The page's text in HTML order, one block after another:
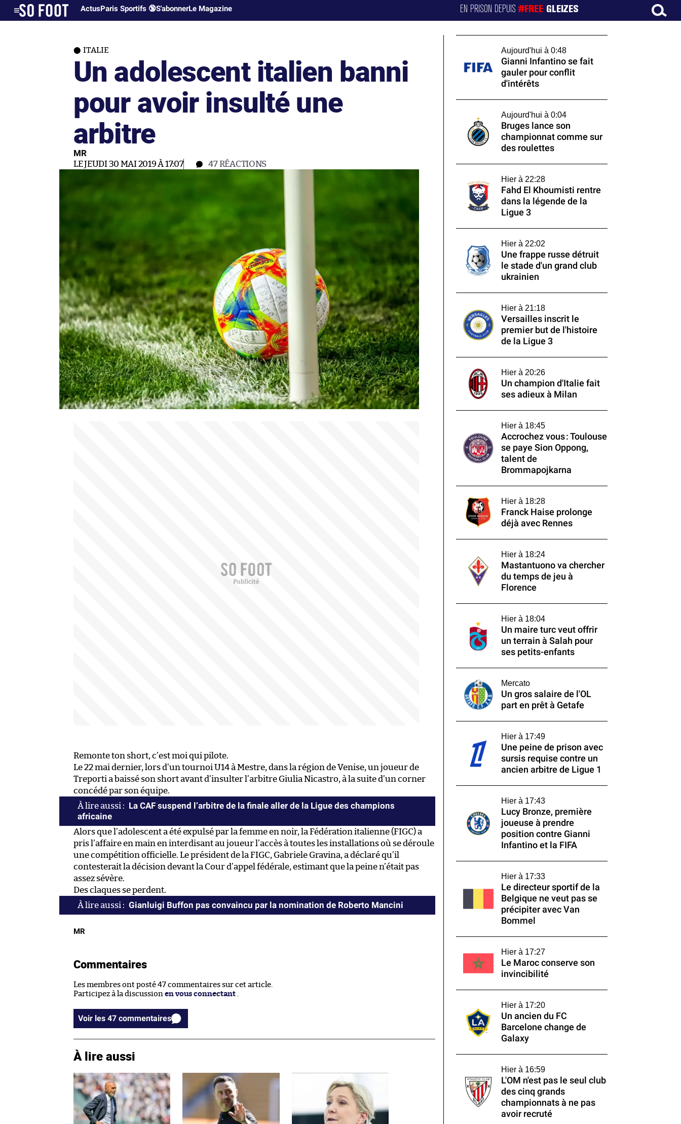
ActusParis Sportifs 🔞S'abonnerLe Magazine EN PRISON DEPUIS#FREE GLEIZES
ITALIE
Un adolescent italien banni
pour avoir insulté une
arbitre
MR
LE JEUDI 30 MAI 2019 À 17:07 47RÉACTIONS
Remonte ton short, c’est moi qui pilote.
Le 22 mai dernier, lors d’un tournoi U14 à Mestre, dans la région de Venise, un joueur de
Treporti a baissé son short avant d’insulter l’arbitre Giulia Nicastro, à la suite d’un corner
concédé par son équipe.
La CAF suspend l’arbitre de la finale aller de la Ligue des champions
africaine
Alors que l’adolescent a été expulsé par la femme en noir, la Fédération italienne (FIGC) a
pris l’affaire en main en interdisant au joueur l’accès à toutes les installations où se déroule
une compétition officielle. Le président de la FIGC, Gabriele Gravina, a déclaré qu’il
contesterait la décision devant la Cour d’appel fédérale, estimant que la peine n’était pas
assez sévère.
Des claques se perdent.
Gianluigi Buffon pas convaincu par la nomination de Roberto Mancini
MR
Commentaires
Les membres ont posté 47 commentaires sur cet article.
Participez à la discussion en vous connectant
Voir les 47 commentaires
À lire aussi
Aujourd'hui à 0:48
Gianni Infantino se fait
gauler pour conflit
d'intérêts
Aujourd'hui à 0:04
Bruges lance son
championnat comme sur
des roulettes
Hier à 22:28
Fahd El Khoumisti rentre
dans la légende de la
Ligue 3
Hier à 22:02
Une frappe russe détruit
le stade d'un grand club
ukrainien
Hier à 21:18
Versailles inscrit le
premier but de l'histoire
de la Ligue 3
Hier à 20:26
Un champion d'Italie fait
ses adieux à Milan
Hier à 18:45
Accrochez vous : Toulouse
se paye Sion Oppong,
talent de
Brommapojkarna
Hier à 18:28
Franck Haise prolonge
déjà avec Rennes
Hier à 18:24
Mastantuono va chercher
du temps de jeu à
Florence
Hier à 18:04
Un maire turc veut offrir
un terrain à Salah pour
ses petits-enfants
Mercato
Un gros salaire de l'OL
part en prêt à Getafe
Hier à 17:49
Une peine de prison avec
sursis requise contre un
ancien arbitre de Ligue 1
Hier à 17:43
Lucy Bronze, première
joueuse à prendre
position contre Gianni
Infantino et la FIFA
Hier à 17:33
Le directeur sportif de la
Belgique ne veut pas se
précipiter avec Van
Bommel
Hier à 17:27
Le Maroc conserve son
invincibilité
Hier à 17:20
Un ancien du FC
Barcelone change de
Galaxy
Hier à 16:59
L'OM n'est pas le seul club
des cinq grands
championnats à ne pas
avoir recruté